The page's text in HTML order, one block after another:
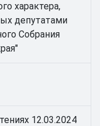
характера,
депутатами
Собрания
12.03.2024